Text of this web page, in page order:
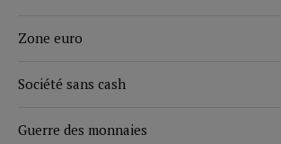
Zone euro
Société sans cash
Guerre des monnaies